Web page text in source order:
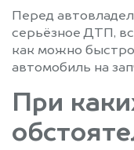
Перед
серьёзное ДТП,
как можно
автомобиль на
При